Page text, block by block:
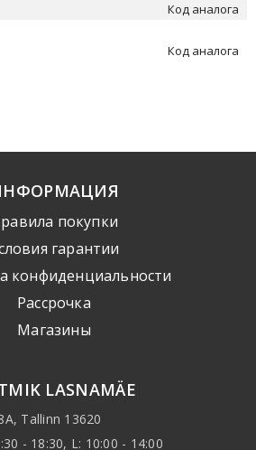
Код аналога
Код аналога
покупки
гарантии
конфиденциальности
Рассрочка
Mагазины
LASNAMÄE
Tallinn 13620
- 18:30, L: 10:00 - 14:00